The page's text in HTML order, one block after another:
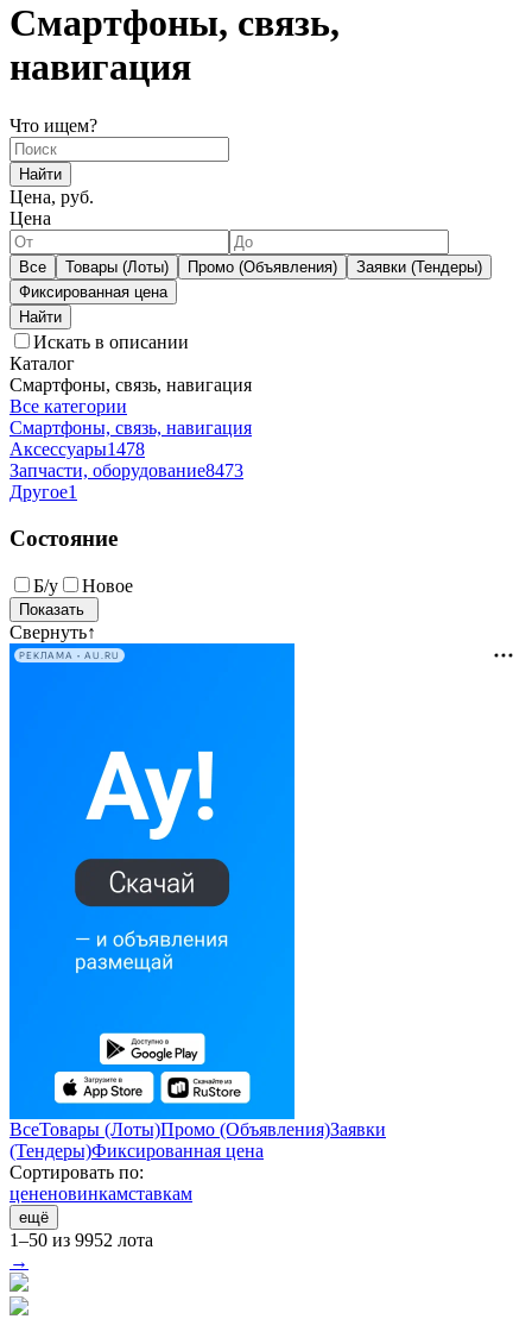
Смартфоны, связь,
навигация
Что ищем?
Найти
Цена, руб.
Цена
Все Товары (Лоты) Промо (Объявления)
Заявки (Тендеры)
Фиксированная цена
Искать в описании
Каталог
Смартфоны, связь, навигация
Все категории
Смартфоны, связь, навигация
Аксессуары1478
Запчасти, оборудование8473
Другое1
Состояние
Б/у Новое
Свернуть↑
РЕКЛАМА • AU.RU
ВсеТовары (Лоты)Промо (Объявления)Заявки
(Тендеры)Фиксированная цена
Сортировать по:
цененовинкамставкам
ещё
1–50 из 9952 лота
→